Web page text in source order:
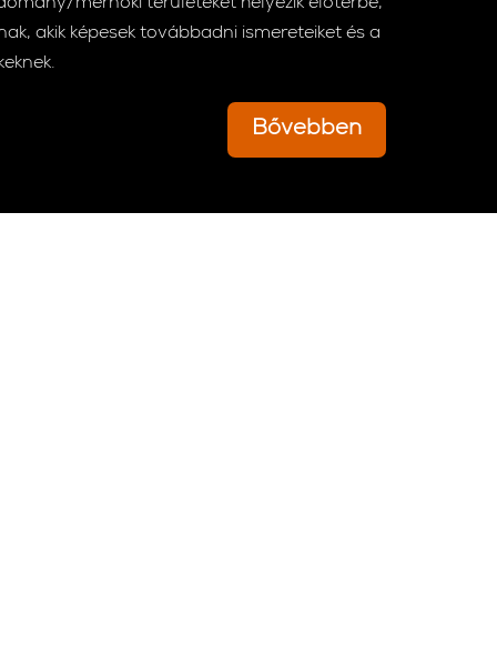
mérnöki területeket helyezik előtérbe,
akik képesek továbbadni ismereteiket és a
Bővebben